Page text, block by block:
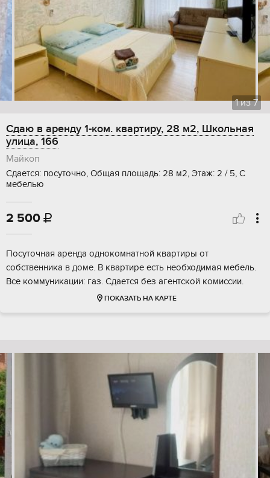
1из7
Сдаю в аренду 1-ком. квартиру, 28 м2, Школьная
улица, 166
Майкоп
Сдается: посуточно, Общая площадь: 28 м2, Этаж: 2 / 5, С
мебелью
2 500 
Посуточная аренда однокомнатной квартиры от
собственника в доме. В квартире есть необходимая мебель.
Все коммуникации: газ. Сдается без агентской комиссии.
ПОКАЗАТЬ НА КАРТЕ